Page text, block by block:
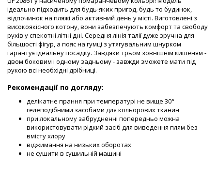
ідеально підходить для будь-яких пригод, будь то будинок,
відпочинок на пляжі або активний день у місті. Виготовлені з
високоякісного котону, вони забезпечують комфорт та свободу
рухів у спекотні літні дні. Середня лінія талії дуже зручна для
більшості фігур, а пояс на гумці з утягувальним шнурком
гарантує ідеальну посадку. Завдяки трьом зовнішнім кишеням -
двом боковим і одному задньому - завжди зможете мати під
рукою всі необхідні дрібниці.
Рекомендації по догляду:
делікатне прання при температурі не вище 30°
гелеподібними засобами для кольорових тканин
при локальному забрудненні попередньо можна
використовувати рідкий засіб для виведення плям без
вмісту хлору
віджимання на низьких оборотах
не сушити в сушильній машині